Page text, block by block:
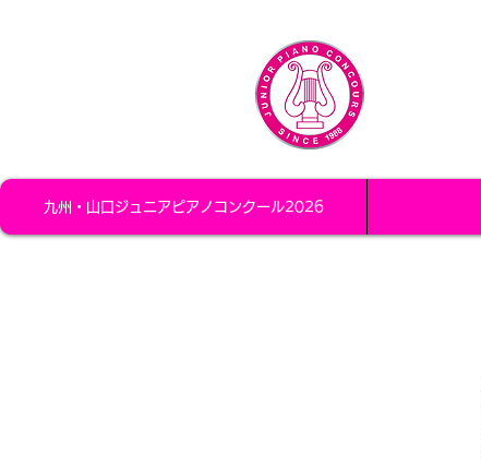
九州・山口ジュニアピアノコンクール2026